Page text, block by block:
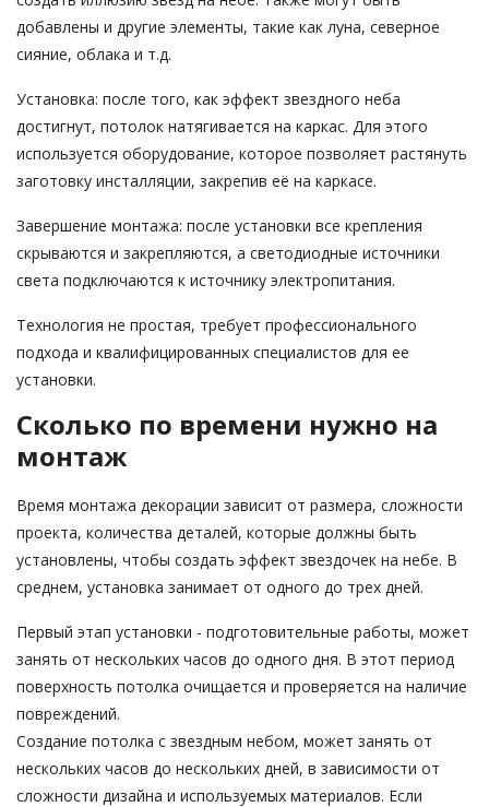
добавлены и другие элементы, такие как луна, северное
сияние, облака и т.д.
Установка: после того, как эффект звездного неба
достигнут, потолок натягивается на каркас. Для этого
используется оборудование, которое позволяет растянуть
заготовку инсталляции, закрепив её на каркасе.
Завершение монтажа: после установки все крепления
скрываются и закрепляются, а светодиодные источники
света подключаются к источнику электропитания.
Технология не простая, требует профессионального
подхода и квалифицированных специалистов для ее
установки.
Сколько по времени нужно на
монтаж
Время монтажа декорации зависит от размера, сложности
проекта, количества деталей, которые должны быть
установлены, чтобы создать эффект звездочек на небе. В
среднем, установка занимает от одного до трех дней.
Первый этап установки - подготовительные работы, может
занять от нескольких часов до одного дня. В этот период
поверхность потолка очищается и проверяется на наличие
повреждений.
Создание потолка с звездным небом, может занять от
нескольких часов до нескольких дней, в зависимости от
сложности дизайна и используемых материалов. Если